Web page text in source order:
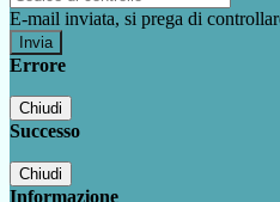
E-mail inviata, si prega di
Errore
Chiudi
Successo
Chiudi
Informazione